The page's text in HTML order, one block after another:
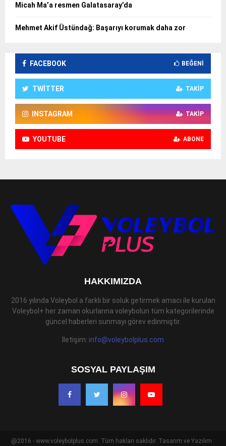
Micah Ma’a resmen Galatasaray’da
Mehmet Akif Üstündağ: Başarıyı korumak daha zor
FACEBOOK BEĞENI
TWITTER TAKIP
INSTAGRAM TAKIP
YOUTUBE ABONE
HAKKIMIZDA
2016 yılında Voleybol a farklı bir soluk getirmek amacı ile kurulan
Voleybol+ her zaman okurlarına voleybolun tüm kategorilerinde
güncel haberleri sunmayı görev edinmiştir.
İletişim: info@voleybolplus.com
SOSYAL PAYLAŞIM
@2016 - www.voleybolplus.com. Tüm hakları saklıdır. Tasarım ve Yazılım :